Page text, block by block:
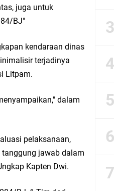
H. Husnul Aqib, M.M. untuk Negeri
Menuju Indonesia Emas 2045
Aspirasi Petani dan Warga
di Jakarta
Bantu Kembangkan Warung Bu
juga untuk
BJ"
kendaraan dinas
terjadinya
Litpam.
dalam
pelaksanaan,
jawab dalam
Kapten Dwi.